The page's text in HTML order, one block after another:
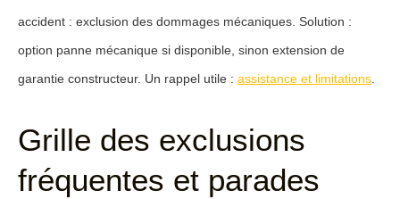
accident : exclusion des dommages mécaniques . Solution :
option panne mécanique si disponible, sinon extension de
garantie constructeur. Un rappel utile : assistance et limitations
Grille des exclusions
fréquentes et parades